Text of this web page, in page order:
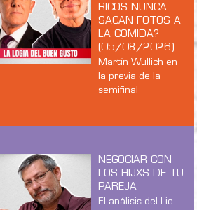
RICOS NUNCA
SACAN FOTOS A
LA COMIDA?
(05/08/2026)
Martín Wullich en
la previa de la
semifinal
NEGOCIAR CON
LOS HIJXS DE TU
PAREJA
El análisis del Lic.